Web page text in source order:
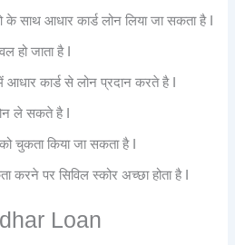
आधार कार्ड लोन लिया जा सकता है I
जाता है I
कार्ड से लोन प्रदान करते है I
ले सकते है I
चुकता किया जा सकता है I
पर सिविल स्कोर अच्छा होता है I
Loan